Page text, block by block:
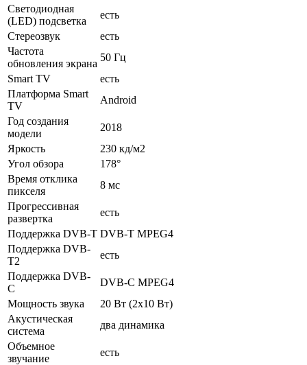
Светодиодная
(LED) подсветка
есть
Стереозвук
есть
Частота
обновления экрана
50 Гц
Smart TV
есть
Платформа Smart
TV
Android
Год создания
модели
2018
Яркость
230 кд/м2
Угол обзора
178°
Время отклика
пикселя
8 мс
Прогрессивная
развертка
есть
Поддержка DVB-T DVB-T MPEG4
Поддержка DVB-
T2
есть
Поддержка DVB-
C
DVB-C MPEG4
Мощность звука
20 Вт (2х10 Вт)
Акустическая
система
два динамика
Объемное
звучание
есть